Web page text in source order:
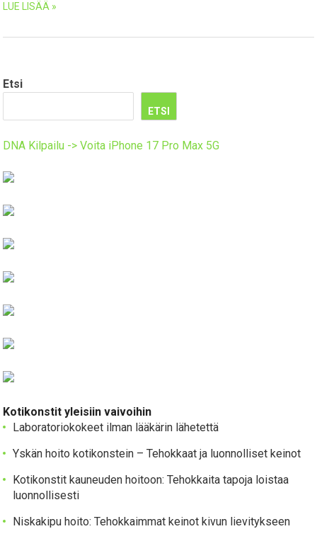
LUE LISÄÄ »
Etsi
ETSI
DNA Kilpailu -> Voita iPhone 17 Pro Max 5G
Kotikonstit yleisiin vaivoihin
Laboratoriokokeet ilman lääkärin lähetettä
Yskän hoito kotikonstein – Tehokkaat ja luonnolliset keinot
Kotikonstit kauneuden hoitoon: Tehokkaita tapoja loistaa
luonnollisesti
Niskakipu hoito: Tehokkaimmat keinot kivun lievitykseen